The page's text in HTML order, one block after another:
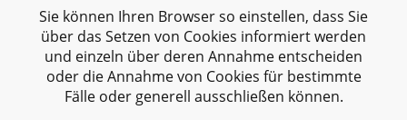
Sie können Ihren Browser so einstellen, dass Sie
über das Setzen von Cookies informiert werden
und einzeln über deren Annahme entscheiden
oder die Annahme von Cookies für bestimmte
Fälle oder generell ausschließen können.